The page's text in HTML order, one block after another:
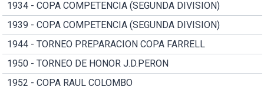
1934 - COPA COMPETENCIA (SEGUNDA DIVISION)
1939 - COPA COMPETENCIA (SEGUNDA DIVISION)
1944 - TORNEO PREPARACION COPA FARRELL
1950 - TORNEO DE HONOR J.D.PERON
1952 - COPA RAUL COLOMBO